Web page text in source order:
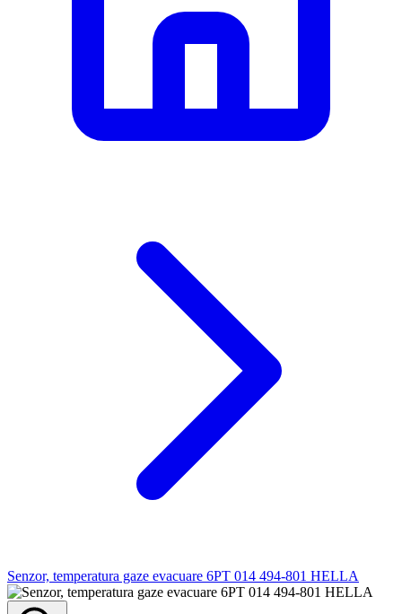
Senzor, temperatura gaze evacuare 6PT 014 494-801 HELLA